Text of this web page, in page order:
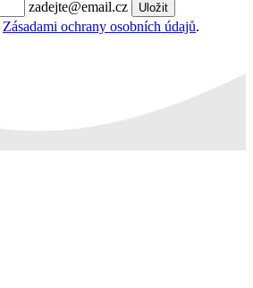
zadejte@email.cz Uložit
Zásadami ochrany osobních údajů.